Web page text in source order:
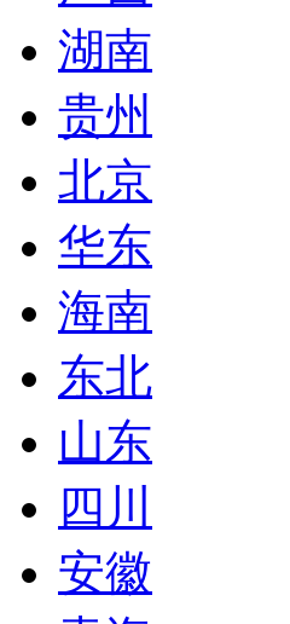
湖南
贵州
北京
华东
海南
东北
山东
四川
安徽